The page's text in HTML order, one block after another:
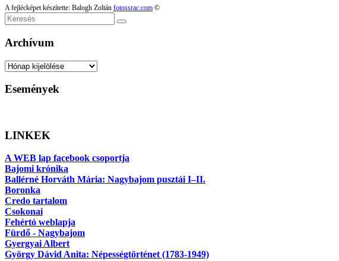
A fejlécképet készítette: Balogh Zoltán fotossrac.com ©
Keresés
Archívum
Archívum
Események
LINKEK
A WEB lap facebook csoportja
Bajomi krónika
Ballérné Horváth Mária: Nagybajom pusztái I–II.
Boronka
Credo tartalom
Csokonai
Fehértó weblapja
Fürdő - Nagybajom
Gyergyai Albert
György Dávid Anita: Népességtörténet (1783-1949)